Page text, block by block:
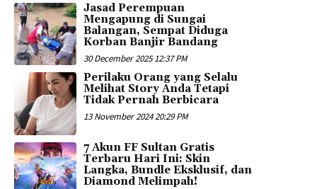
Jasad Perempuan
Mengapung di Sungai
Balangan, Sempat Diduga
Korban Banjir Bandang
30 December 2025 12:37 PM
Perilaku Orang yang Selalu
Melihat Story Anda Tetapi
Tidak Pernah Berbicara
13 November 2024 20:29 PM
7 Akun FF Sultan Gratis
Terbaru Hari Ini: Skin
Langka, Bundle Eksklusif, dan
Diamond Melimpah!